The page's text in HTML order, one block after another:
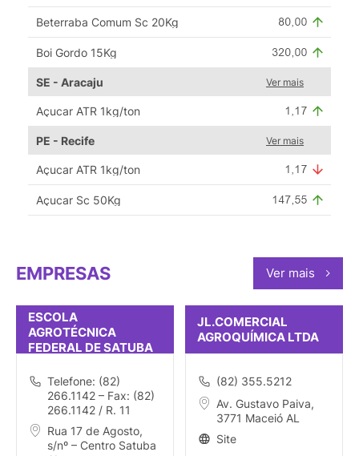
Beterraba Comum Sc 20Kg
Boi Gordo 15Kg
SE - Aracaju Ver mais
Açucar ATR 1kg/ton
PE - Recife Ver mais
Açucar ATR 1kg/ton
Açucar Sc 50Kg
EMPRESAS Ver mais
ESCOLA
AGROTÉCNICA
FEDERAL DE SATUBA
Telefone: (82)
266.1142 – Fax: (82)
266.1142 / R. 11
Rua 17 de Agosto,
s/nº – Centro Satuba
JL.COMERCIAL
AGROQUÍMICA LTDA
(82) 355.5212
Av. Gustavo Paiva,
3771 Maceió AL
Site